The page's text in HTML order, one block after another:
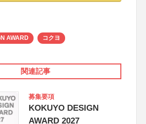
AWARD コクヨ
関連記事
募集要項
KOKUYO DESIGN
AWARD 2027